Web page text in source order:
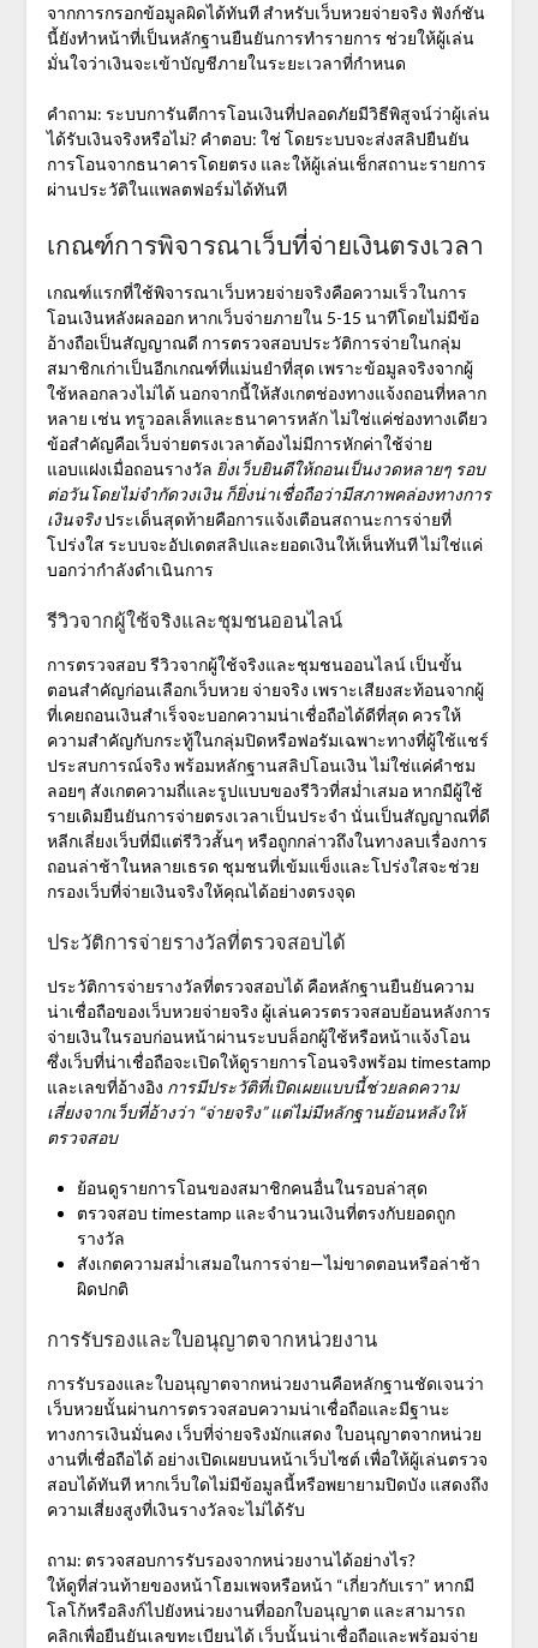
จากการกรอกข้อมูลผิดได้ทันที สำหรับเว็บหวยจ่ายจริง ฟังก์ชัน
นี้ยังทำหน้าที่เป็นหลักฐานยืนยันการทำรายการ ช่วยให้ผู้เล่น
มั่นใจว่าเงินจะเข้าบัญชีภายในระยะเวลาที่กำหนด
คำถาม: ระบบการันตีการโอนเงินที่ปลอดภัยมีวิธีพิสูจน์ว่าผู้เล่น
ได้รับเงินจริงหรือไม่? คำตอบ: ใช่ โดยระบบจะส่งสลิปยืนยัน
การโอนจากธนาคารโดยตรง และให้ผู้เล่นเช็กสถานะรายการ
ผ่านประวัติในแพลตฟอร์มได้ทันที
เกณฑ์การพิจารณาเว็บที่จ่ายเงินตรงเวลา
เกณฑ์แรกที่ใช้พิจารณาเว็บหวยจ่ายจริงคือความเร็วในการ
โอนเงินหลังผลออก หากเว็บจ่ายภายใน 5-15 นาทีโดยไม่มีข้อ
อ้างถือเป็นสัญญาณดี การตรวจสอบประวัติการจ่ายในกลุ่ม
สมาชิกเก่าเป็นอีกเกณฑ์ที่แม่นยำที่สุด เพราะข้อมูลจริงจากผู้
ใช้หลอกลวงไม่ได้ นอกจากนี้ให้สังเกตช่องทางแจ้งถอนที่หลาก
หลาย เช่น ทรูวอลเล็ทและธนาคารหลัก ไม่ใช่แค่ช่องทางเดียว
ข้อสำคัญคือเว็บจ่ายตรงเวลาต้องไม่มีการหักค่าใช้จ่าย
แอบแฝงเมื่อถอนรางวัล ยิ่งเว็บยินดีให้ถอนเป็นงวดหลายๆ รอบ
ต่อวันโดยไม่จำกัดวงเงิน ก็ยิ่งน่าเชื่อถือว่ามีสภาพคล่องทางการ
เงินจริงประเด็นสุดท้ายคือการแจ้งเตือนสถานะการจ่ายที่
โปร่งใส ระบบจะอัปเดตสลิปและยอดเงินให้เห็นทันที ไม่ใช่แค่
บอกว่ากำลังดำเนินการ
รีวิวจากผู้ใช้จริงและชุมชนออนไลน์
การตรวจสอบ รีวิวจากผู้ใช้จริงและชุมชนออนไลน์เป็นขั้น
ตอนสำคัญก่อนเลือกเว็บหวย จ่ายจริง เพราะเสียงสะท้อนจากผู้
ที่เคยถอนเงินสำเร็จจะบอกความน่าเชื่อถือได้ดีที่สุด ควรให้
ความสำคัญกับกระทู้ในกลุ่มปิดหรือฟอรัมเฉพาะทางที่ผู้ใช้แชร์
ประสบการณ์จริง พร้อมหลักฐานสลิปโอนเงิน ไม่ใช่แค่คำชม
ลอยๆ สังเกตความถี่และรูปแบบของรีวิวที่สม่ำเสมอ หากมีผู้ใช้
รายเดิมยืนยันการจ่ายตรงเวลาเป็นประจำ นั่นเป็นสัญญาณที่ดี
หลีกเลี่ยงเว็บที่มีแต่รีวิวสั้นๆ หรือถูกกล่าวถึงในทางลบเรื่องการ
ถอนล่าช้าในหลายเธรด ชุมชนที่เข้มแข็งและโปร่งใสจะช่วย
กรองเว็บที่จ่ายเงินจริงให้คุณได้อย่างตรงจุด
ประวัติการจ่ายรางวัลที่ตรวจสอบได้
ประวัติการจ่ายรางวัลที่ตรวจสอบได้คือหลักฐานยืนยันความ
น่าเชื่อถือของเว็บหวยจ่ายจริง ผู้เล่นควรตรวจสอบย้อนหลังการ
จ่ายเงินในรอบก่อนหน้าผ่านระบบล็อกผู้ใช้หรือหน้าแจ้งโอน
ซึ่งเว็บที่น่าเชื่อถือจะเปิดให้ดูรายการโอนจริงพร้อม timestamp
และเลขที่อ้างอิง การมีประวัติที่เปิดเผยแบบนี้ช่วยลดความ
เสี่ยงจากเว็บที่อ้างว่า “จ่ายจริง” แต่ไม่มีหลักฐานย้อนหลังให้
ตรวจสอบ
ย้อนดูรายการโอนของสมาชิกคนอื่นในรอบล่าสุด
ตรวจสอบ timestamp และจำนวนเงินที่ตรงกับยอดถูก
รางวัล
สังเกตความสม่ำเสมอในการจ่าย—ไม่ขาดตอนหรือล่าช้า
ผิดปกติ
การรับรองและใบอนุญาตจากหน่วยงาน
การรับรองและใบอนุญาตจากหน่วยงานคือหลักฐานชัดเจนว่า
เว็บหวยนั้นผ่านการตรวจสอบความน่าเชื่อถือและมีฐานะ
ทางการเงินมั่นคง เว็บที่จ่ายจริงมักแสดง ใบอนุญาตจากหน่วย
งานที่เชื่อถือได้อย่างเปิดเผยบนหน้าเว็บไซต์ เพื่อให้ผู้เล่นตรวจ
สอบได้ทันที หากเว็บใดไม่มีข้อมูลนี้หรือพยายามปิดบัง แสดงถึง
ความเสี่ยงสูงที่เงินรางวัลจะไม่ได้รับ
ถาม: ตรวจสอบการรับรองจากหน่วยงานได้อย่างไร?
ให้ดูที่ส่วนท้ายของหน้าโฮมเพจหรือหน้า “เกี่ยวกับเรา” หากมี
โลโก้หรือลิงก์ไปยังหน่วยงานที่ออกใบอนุญาต และสามารถ
คลิกเพื่อยืนยันเลขทะเบียนได้ เว็บนั้นน่าเชื่อถือและพร้อมจ่าย